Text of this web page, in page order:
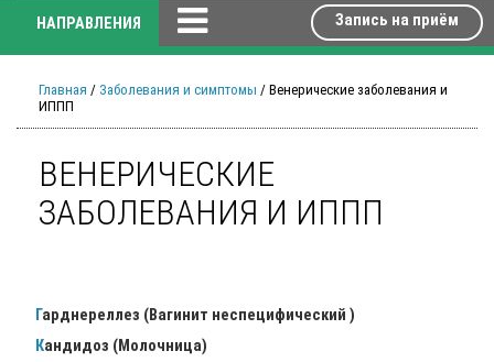
НАПРАВЛЕНИЯ Запись на приём
Главная / Заболевания и симптомы / Венерические заболевания и
ИППП
ВЕНЕРИЧЕСКИЕ
ЗАБОЛЕВАНИЯ И ИППП
Гарднереллез (Вагинит неспецифический )
Кандидоз (Молочница)